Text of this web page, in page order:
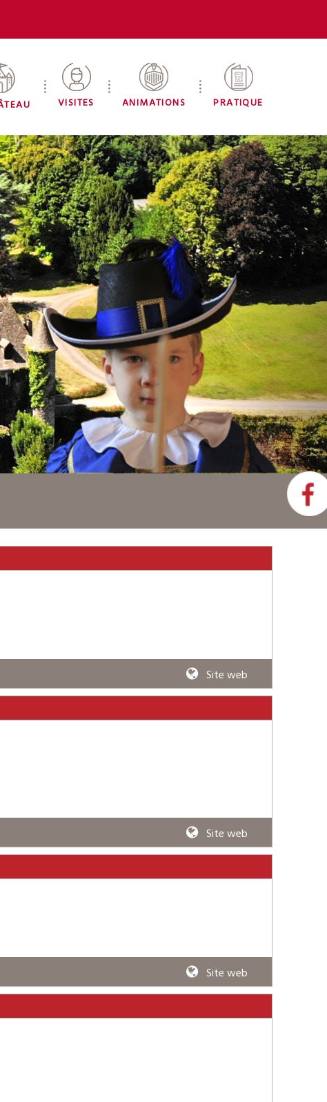
VISITES ANIMATIONS PRATIQUE
D'HISTOIRE
Site web
Site web
Site web